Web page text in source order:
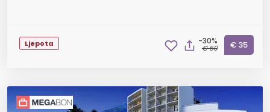
Ljepota -30%
€ 50 € 35